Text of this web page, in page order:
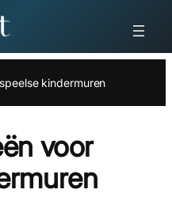
kindermuren
voor